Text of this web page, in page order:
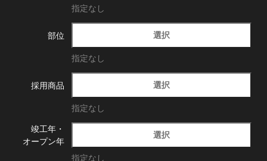
指定なし
部位 選択
指定なし
採用商品 選択
指定なし
竣工年・
オープン年
選択
指定なし